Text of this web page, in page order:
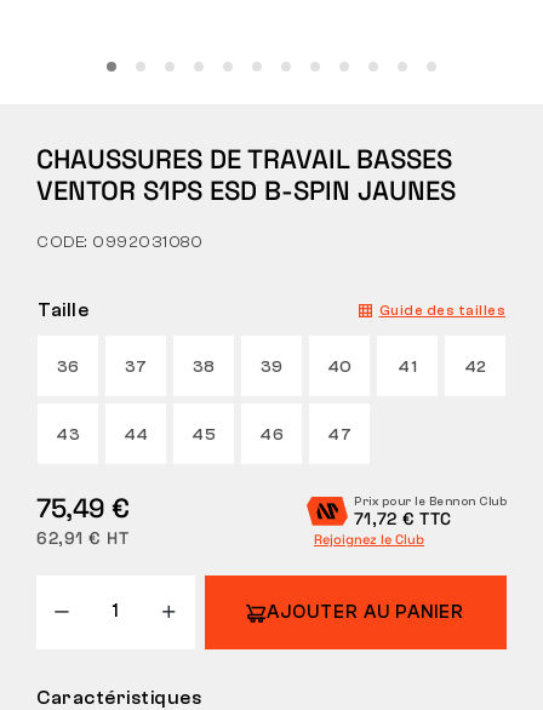
À PROPOS DE NOUS
CHAUSSURES DE TRAVAIL BASSES
VENTOR S1PS ESD B-SPIN JAUNES
CODE: 0992031080
Taille Guide des tailles
36 37 38 39 40 41 42
43 44 45 46 47
75,49 €
62,91 € HT
Prix pour le Bennon Club
71,72 € TTC
Rejoignez le Club
AJOUTER AU PANIER
Caractéristiques